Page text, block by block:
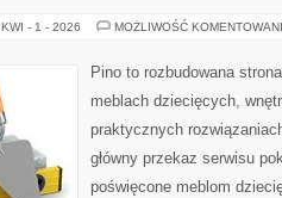
KWI - 1 - 2026 MOŻLIWOŚĆ
Pino to rozbudowana
meblach dziecięcych,
praktycznych
główny przekaz serwisu
poświęcone meblom